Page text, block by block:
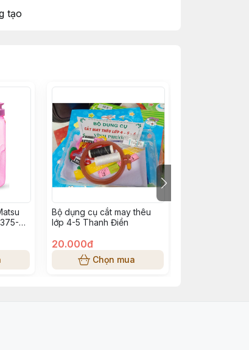
tạo
Bộ dụng cụ cắt may thêu
lớp 4-5 Thanh Điền
20.000đ
Chọn mua